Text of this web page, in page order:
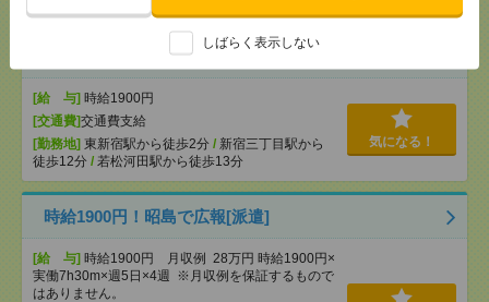
しばらく表示しない
3ヶ月程度の短期「出社で覚えて、慣れたら在宅
も！」ERP入力[派遣]
[給 与] 時給1900円
[交通費]交通費支給
[勤務地] 東新宿駅から徒歩2分 / 新宿三丁目駅から
徒歩12分 / 若松河田駅から徒歩13分
気になる！
時給1900円！昭島で広報[派遣]
[給 与] 時給1900円 月収例 28万円 時給1900円×
実働7h30m×週5日×4週 ※月収例を保証するもので
はありません。